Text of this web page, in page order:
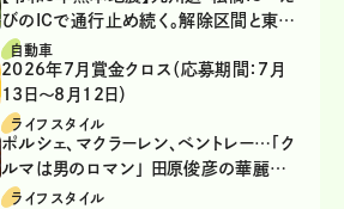
びのICで通行止め続く。解除区間と東九
州道の迂回ルート
自動車
2026年7月賞金クロス（応募期間：7月
13日～8月12日）
ライフスタイル
ポルシェ、マクラーレン、ベントレー…「ク
ルマは男のロマン」 田原俊彦の華麗な
る愛車遍歴
ライフスタイル